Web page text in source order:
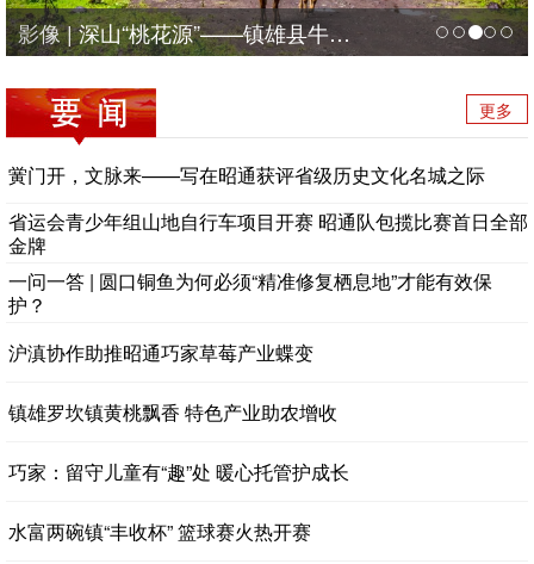
影像 | 深山“桃花源”——镇雄县牛场镇风光
更多
黉门开，文脉来——写在昭通获评省级历史文化名城之际
省运会青少年组山地自行车项目开赛 昭通队包揽比赛首日全部
金牌
一问一答 | 圆口铜鱼为何必须“精准修复栖息地”才能有效保
护？
沪滇协作助推昭通巧家草莓产业蝶变
镇雄罗坎镇黄桃飘香 特色产业助农增收
巧家：留守儿童有“趣”处 暖心托管护成长
水富两碗镇“丰收杯” 篮球赛火热开赛